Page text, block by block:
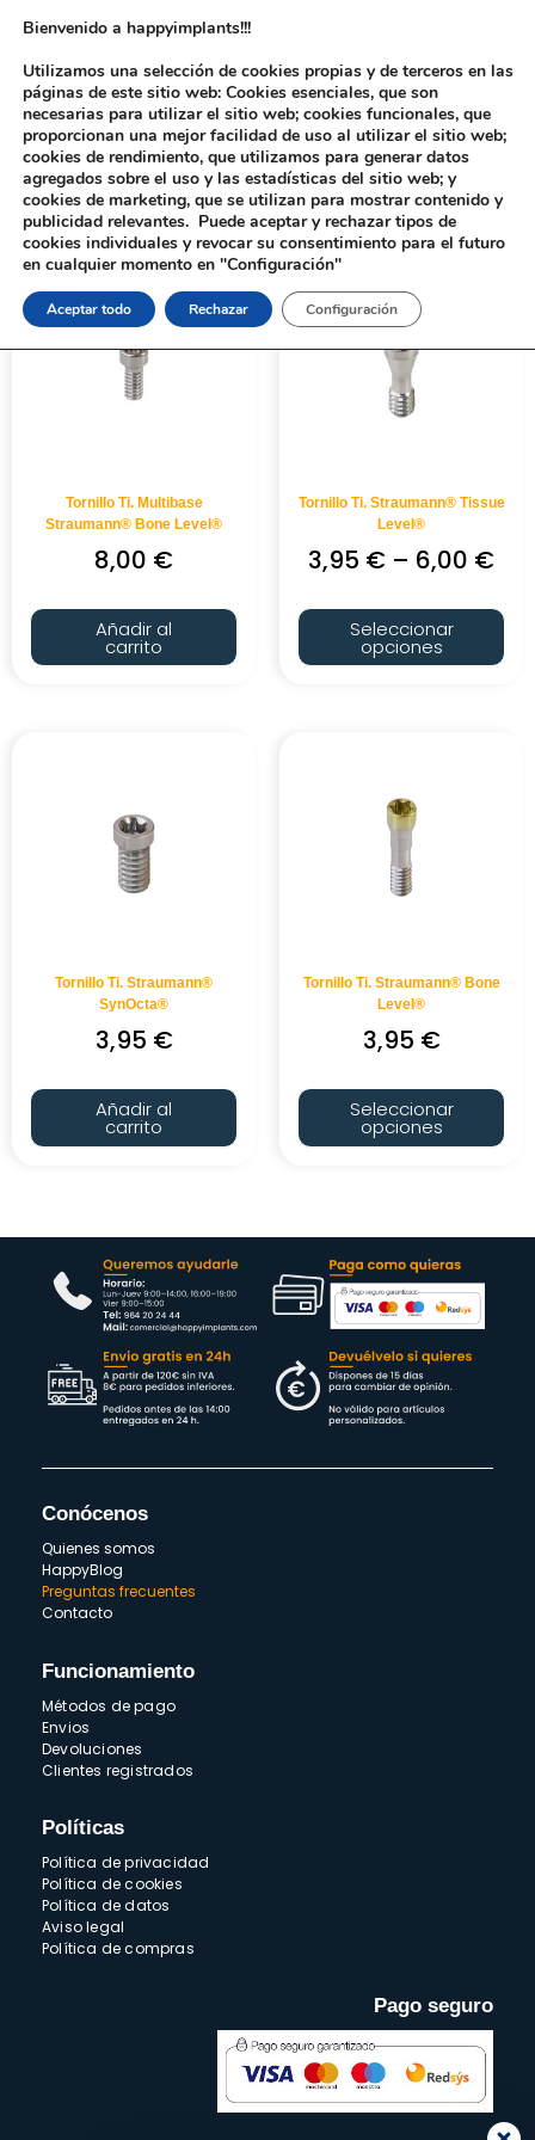
Inicio/ CONEXIÓN CABEZA del producto / Torx
Tornillo Ti. Multibase
Straumann® Bone Level®
8,00 €
Añadir al
carrito
Tornillo Ti. Straumann® Tissue
Level®
3,95 € – 6,00 €
Seleccionar
opciones
Tornillo Ti. Straumann®
SynOcta®
3,95 €
Añadir al
carrito
Tornillo Ti. Straumann® Bone
Level®
3,95 €
Seleccionar
opciones
Conócenos
Quienes somos
HappyBlog
Preguntas frecuentes
Contacto
Funcionamiento
Métodos de pago
Envios
Devoluciones
Clientes registrados
Políticas
Política de privacidad
Política de cookies
Política de datos
Aviso legal
Política de compras
Pago seguro
Bienvenido a happyimplants!!!
Utilizamos una selección de cookies propias y de terceros en las
páginas de este sitio web: Cookies esenciales, que son
necesarias para utilizar el sitio web; cookies funcionales, que
proporcionan una mejor facilidad de uso al utilizar el sitio web;
cookies de rendimiento, que utilizamos para generar datos
agregados sobre el uso y las estadísticas del sitio web; y
cookies de marketing, que se utilizan para mostrar contenido y
publicidad relevantes. Puede aceptar y rechazar tipos de
cookies individuales y revocar su consentimiento para el futuro
en cualquier momento en "Configuración"
Aceptar todo Rechazar Configuración